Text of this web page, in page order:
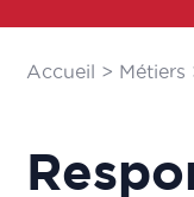
Accueil > Métiers